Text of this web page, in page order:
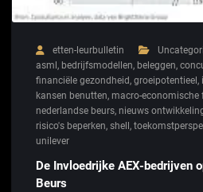
etten-leurbulletin
asml, bedrijfsmodellen, beleggen,
financiële gezondheid, groeipotentieel,
kansen benutten, macro-economische
nederlandse beurs, nieuws
risico's beperken, shell,
unilever
De Invloedrijke AEX-bedrijven
Beurs